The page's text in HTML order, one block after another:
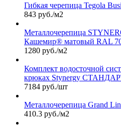
Гибкая черепица Tegola
843 руб./м2
Металлочерепица
Кашемир® матовый RAL
1280 руб./м2
Комплект водосточной
крюках Stynergy
7184 руб./шт
Металлочерепица Grand
410.3 руб./м2